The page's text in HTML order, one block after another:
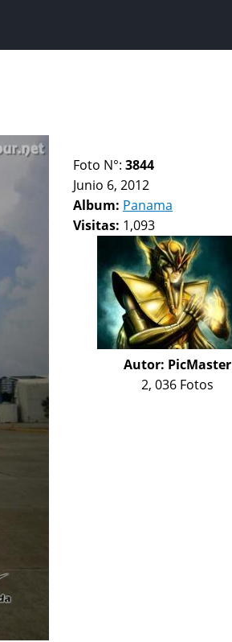
Foto N°: 3844
Junio 6, 2012
Album: Panama
Visitas: 1,093
Autor: PicMaster
2, 036 Fotos